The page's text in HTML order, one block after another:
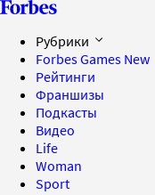
Рубрики
Forbes Games New
Рейтинги
Франшизы
Подкасты
Видео
Life
Woman
Sport